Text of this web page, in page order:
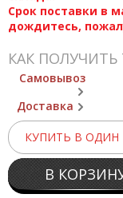
Срок поставки в
дождитесь,
КАК ПОЛУЧИТЬ
Самовывоз
Доставка
КУПИТЬ В ОДИН
В